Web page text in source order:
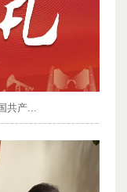
共产...